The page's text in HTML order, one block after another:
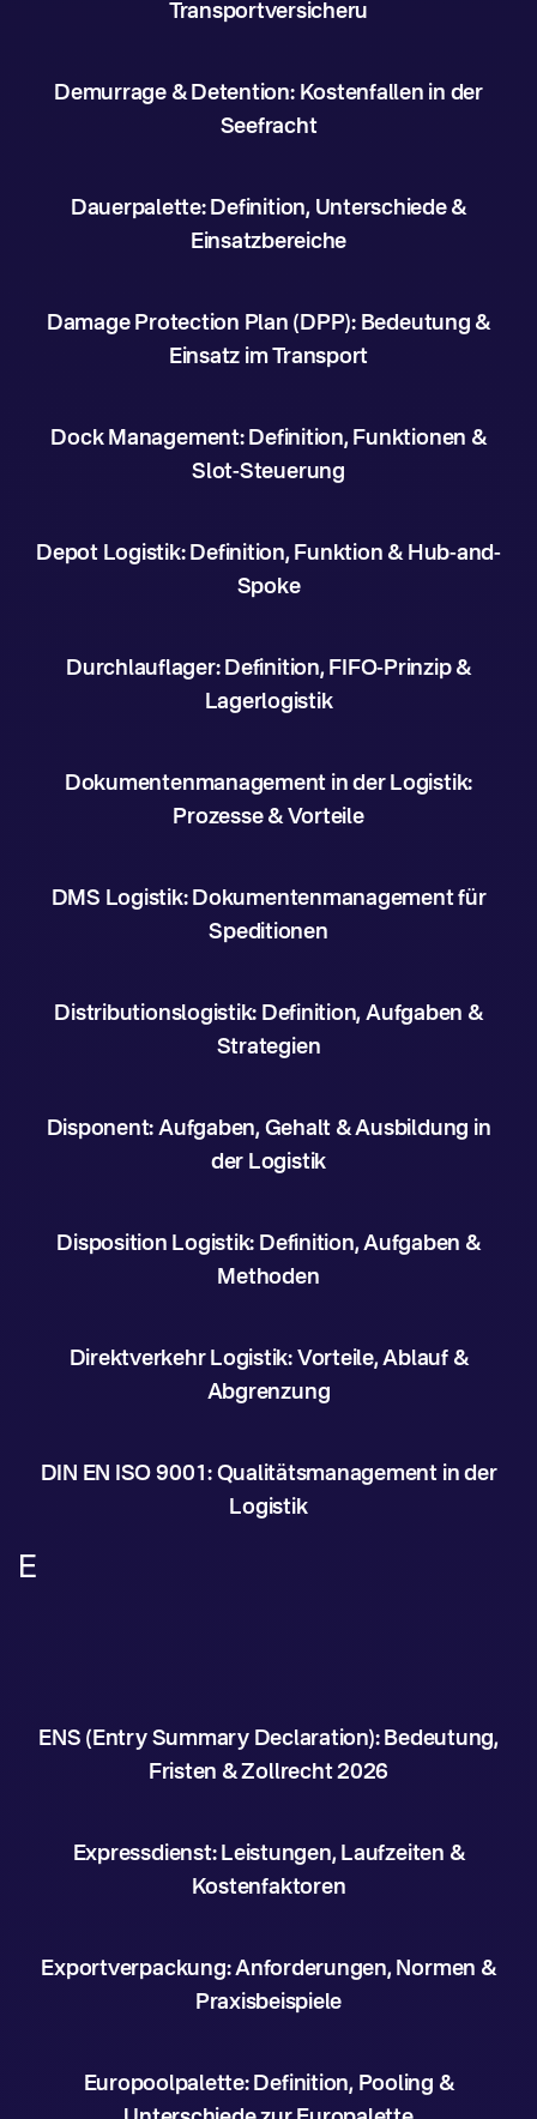
Transportversicheru
Demurrage & Detention: Kostenfallen in der
Seefracht
Dauerpalette: Definition, Unterschiede &
Einsatzbereiche
Damage Protection Plan (DPP): Bedeutung &
Einsatz im Transport
Dock Management: Definition, Funktionen &
Slot-Steuerung
Depot Logistik: Definition, Funktion & Hub-and-
Spoke
Durchlauflager: Definition, FIFO-Prinzip &
Lagerlogistik
Dokumentenmanagement in der Logistik:
Prozesse & Vorteile
DMS Logistik: Dokumentenmanagement für
Speditionen
Distributionslogistik: Definition, Aufgaben &
Strategien
Disponent: Aufgaben, Gehalt & Ausbildung in
der Logistik
Disposition Logistik: Definition, Aufgaben &
Methoden
Direktverkehr Logistik: Vorteile, Ablauf &
Abgrenzung
DIN EN ISO 9001: Qualitätsmanagement in der
Logistik
E
ENS (Entry Summary Declaration): Bedeutung,
Fristen & Zollrecht 2026
Expressdienst: Leistungen, Laufzeiten &
Kostenfaktoren
Exportverpackung: Anforderungen, Normen &
Praxisbeispiele
Europoolpalette: Definition, Pooling &